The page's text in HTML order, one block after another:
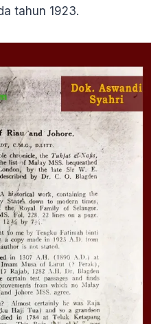
tahun 1923.